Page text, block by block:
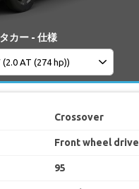
カー - 仕様
Crossover
Front wheel drive
95